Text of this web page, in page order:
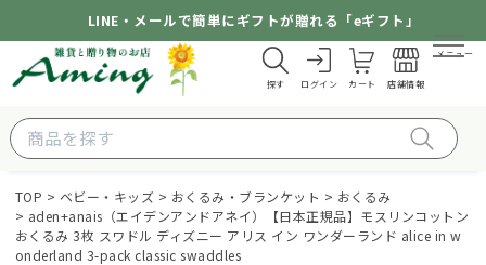
LINE・メールで簡単にギフトが贈れる「eギフト」
探す ログイン カート 店舗情報
メニュー
TOP ベビー・キッズ おくるみ・ブランケット
おくるみ
aden+anais（エイデンアンドアネイ）【日本正規品】モスリンコットン
おくるみ 3枚 スワドル ディズニー アリス イン ワンダーランド alice in w
onderland 3-pack classic swaddles